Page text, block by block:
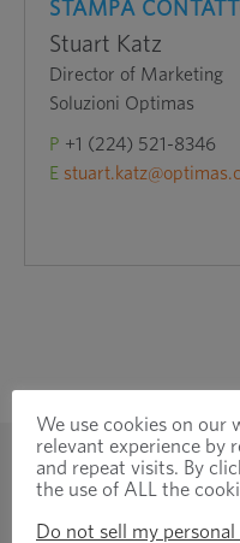
STAMPA
Stuart Katz
Director of Marketing
Soluzioni Optimas
P +1 (224) 521-8346
E
We use cookies on our
relevant experience by
and repeat visits. By
the use of ALL the
Do not sell my